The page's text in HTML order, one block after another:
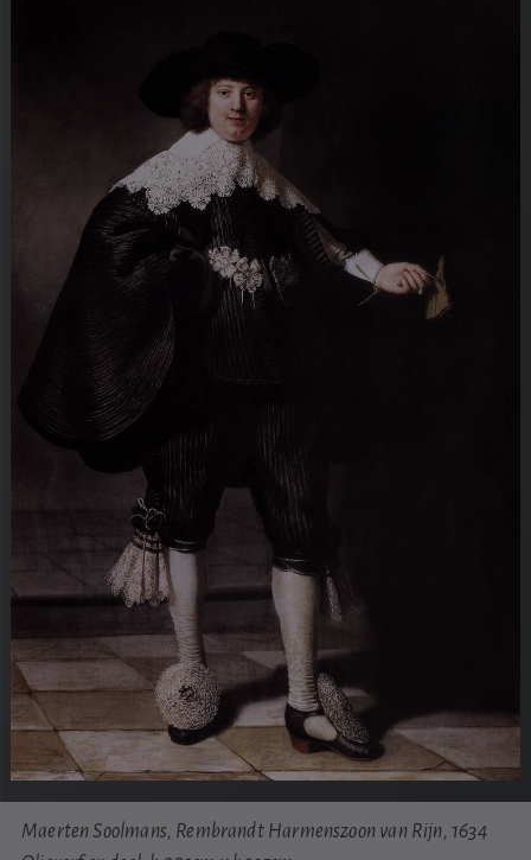
Maerten Soolmans, Rembrandt Harmenszoon van Rijn, 1634